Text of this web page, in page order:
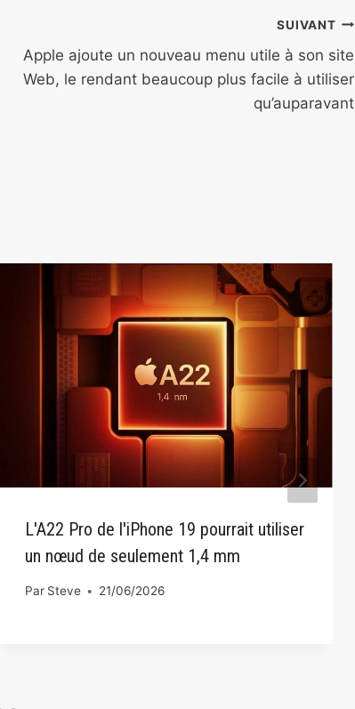
SUIVANT
Apple ajoute un nouveau menu utile à son site
Web, le rendant beaucoup plus facile à utiliser
qu’auparavant
L'A22 Pro de l'iPhone 19 pourrait utiliser
un nœud de seulement 1,4 mm
Par Steve 21/06/2026